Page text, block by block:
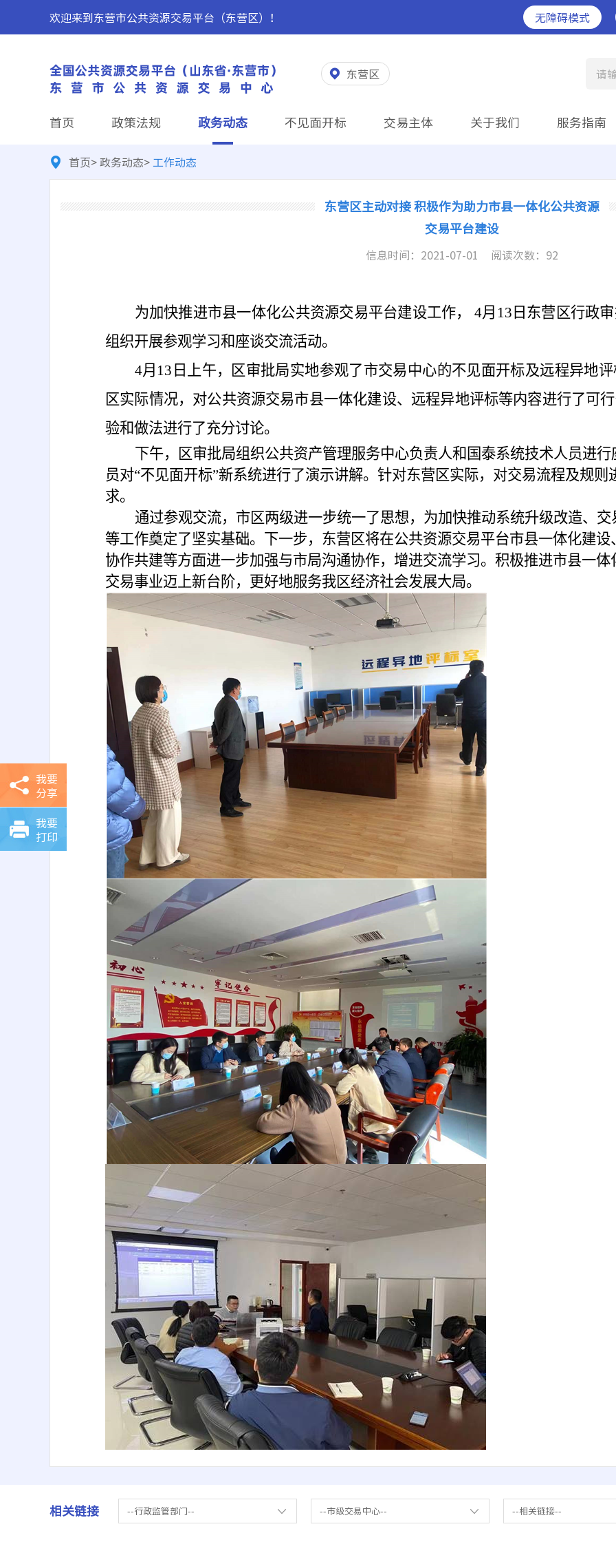
欢迎来到东营市公共资源交易平台（东营区）！ 无障碍模式
东营区 请
首页 政策法规 政务动态 不见面开标 交易主体 关于我们 服务指南
首页>政务动态>工作动态
东营区主动对接 积极作为助力市县一体化公共资源
交易平台建设
信息时间：2021-07-01 阅读次数： 92
为加快推进市县一体化公共资源交易平台建设工作， 4月 13 日东营区行政
组织开展参观学习和座谈交流活动。
4月 13 日上午，区审批局实地参观了市交易中心的不见面开标及远程异地
区实际情况，对公共资源交易市县一体化建设、远程异地评标等内容进行了可
验和做法进行了充分讨论。
下午，区审批局组织公共资产管理服务中心负责人和国泰系统技术人员进
员对“不见面开标”新系统进行了演示讲解。针对东营区实际，对交易流程及规
求。
通过参观交流，市区两级进一步统一了思想，为加快推动系统升级改造、
等工作奠定了坚实基础。下一步，东营区将在公共资源交易平台市县一体化建
协作共建等方面进一步加强与市局沟通协作，增进交流学习。积极推进市县一
交易事业迈上新台阶，更好地服务我区经济社会发展大局。
我要
分享
我要
打印
相关链接 --行政监管部门-- --市级交易中心-- --相关链接--